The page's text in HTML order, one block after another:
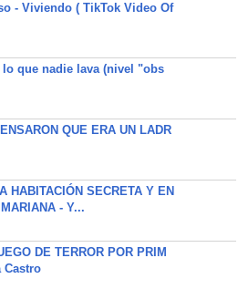
- Viviendo ( TikTok Video Of
lo que nadie lava (nivel "obs
QUE ERA UN LADR
HABITACIÓN SECRETA Y EN
- Y...
DE TERROR POR PRIM
Castro